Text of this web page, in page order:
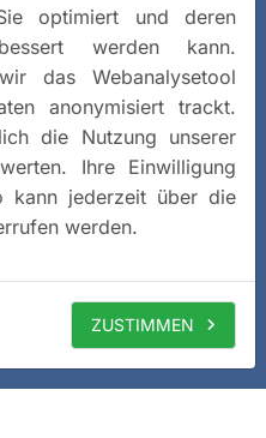
optimiert und deren
werden kann.
das Webanalysetool
anonymisiert trackt.
die Nutzung unserer
Ihre Einwilligung
kann jederzeit über die
werden.
ZUSTIMMEN